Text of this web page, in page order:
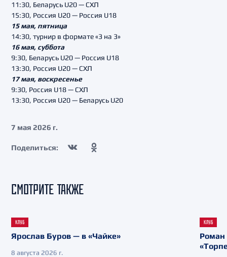
11:30, Беларусь U20 — СХЛ
15:30, Россия U20 — Россия U18
15 мая, пятница
14:30, турнир в формате «3 на 3»
16 мая, суббота
9:30, Беларусь U20 — Россия U18
13:30, Россия U20 — СХЛ
17 мая, воскресенье
9:30, Россия U18 — СХЛ
13:30, Россия U20 — Беларусь U20
7 мая 2026 г.
Поделиться:
СМОТРИТЕ ТАКЖЕ
КЛУБ
Ярослав Буров — в «Чайке»
8 августа 2026 г.
КЛУБ
Роман